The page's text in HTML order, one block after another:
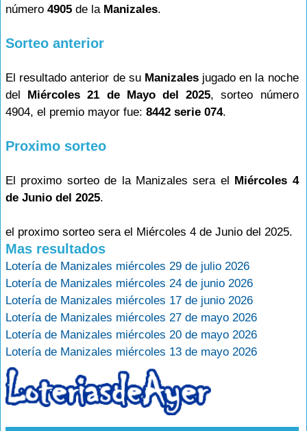
número 4905 de la Manizales.
Sorteo anterior
El resultado anterior de su Manizalesjugado en la noche
del Miércoles 21 de Mayo del 2025, sorteo número
4904, el premio mayor fue: 8442 serie 074.
Proximo sorteo
El proximo sorteo de la Manizales sera el Miércoles 4
de Junio del 2025.
el proximo sorteo sera el Miércoles 4 de Junio del 2025.
Mas resultados
Lotería de Manizales miércoles 29 de julio 2026
Lotería de Manizales miércoles 24 de junio 2026
Lotería de Manizales miércoles 17 de junio 2026
Lotería de Manizales miércoles 27 de mayo 2026
Lotería de Manizales miércoles 20 de mayo 2026
Lotería de Manizales miércoles 13 de mayo 2026